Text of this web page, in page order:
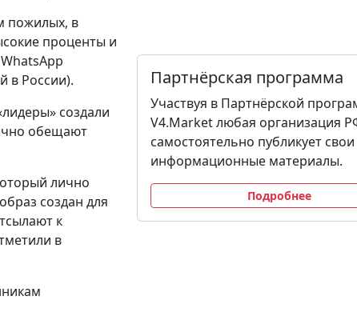
пожилых, в
проценты и
в России).
создали
обещают
лично
создан для
к
в
Партнёрская программа
Участвуя в Партнёрской
V4.Market любая организация
самостоятельно публикует свои
информационные материалы.
Подробнее